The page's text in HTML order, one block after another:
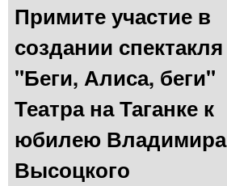
Примите участие в
создании спектакля
"Беги, Алиса, беги"
Театра на Таганке к
юбилею Владимира
Высоцкого